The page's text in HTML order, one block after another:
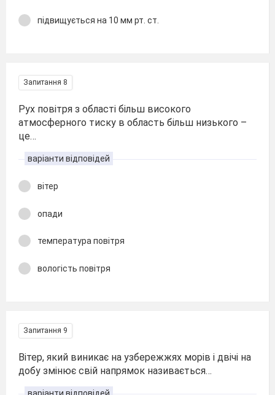
підвищується на 10 мм рт. ст.
Запитання 8
Рух повітря з області більш високого
атмосферного тиску в область більш низького –
це…
варіанти відповідей
вітер
опади
температура повітря
вологість повітря
Запитання 9
Вітер, який виникає на узбережжях морів і двічі на
добу змінює свій напрямок називається…